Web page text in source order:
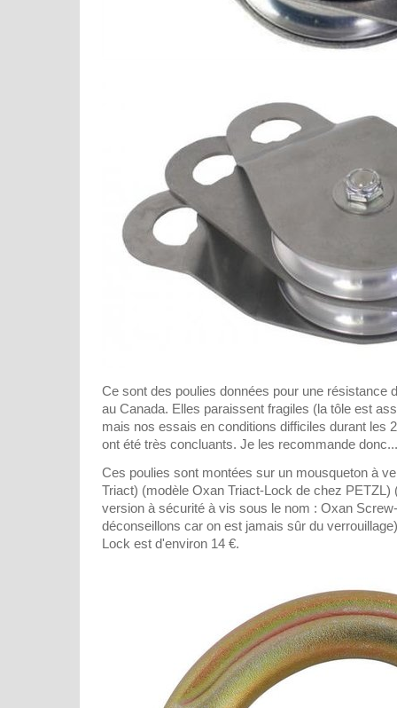
Ce sont des poulies données pour une résistance
au Canada. Elles paraissent fragiles (la tôle est
mais nos essais en conditions difficiles durant les
ont été très concluants. Je les recommande donc...
Ces poulies sont montées sur un mousqueton à
Triact) (modèle Oxan Triact-Lock de chez PETZL)
version à sécurité à vis sous le nom : Oxan
déconseillons car on est jamais sûr du
Lock est d'environ 14 €.